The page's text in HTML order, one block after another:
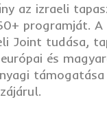
az izraeli
programját. A
Joint tudása,
és